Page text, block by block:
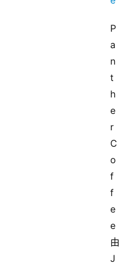
P
a
n
t
h
e
r
C
o
f
f
e
e
由
J